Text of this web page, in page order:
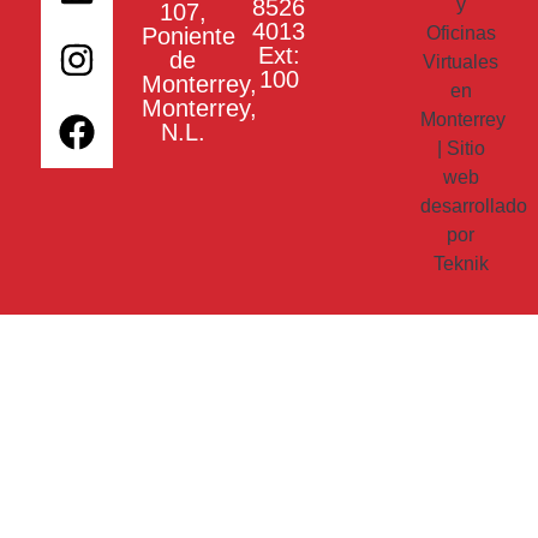
107,
Poniente
de
Monterrey,
Monterrey,
N.L.
8526
4013
Ext:
100
y
Oficinas
Virtuales
en
Monterrey
| Sitio
web
desarrollado
por
Teknik